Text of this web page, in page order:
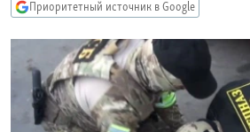
поиску
СЕВЕР.РЕАЛИИ
СИБИРЬ.РЕАЛИИ
РАСПИСАНИЕ ВЕЩАНИЯ
ПОДПИШИТЕСЬ НА РАССЫЛКУ
Приоритетный источник в Google